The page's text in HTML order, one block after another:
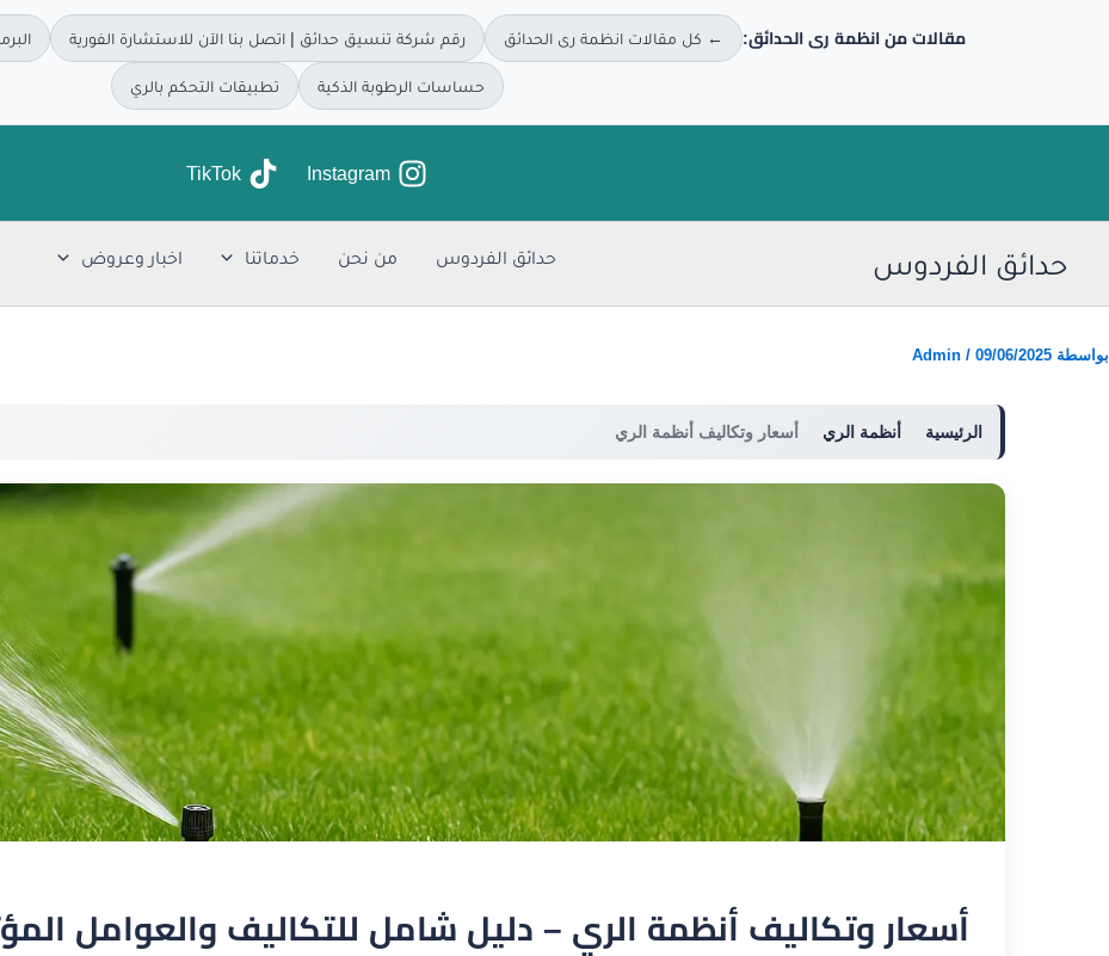
مقالات من انظمة رى الحدائق: ← كل مقالات انظمة رى الحدائق رقم شركة تنسيق حدائق | اتصل بنا الآن للاستشارة الفورية
حساسات الرطوبة الذكية تطبيقات التحكم بالري
Instagram
TikTok
حدائق الفردوس حدائق الفردوس من نحن خدماتنا اخبار وعروض
بواسطة Admin / 09/06/2025
الرئيسية أنظمة الري أسعار وتكاليف أنظمة الري
أسعار وتكاليف أنظمة الري – دليل شامل للتكاليف والعوامل